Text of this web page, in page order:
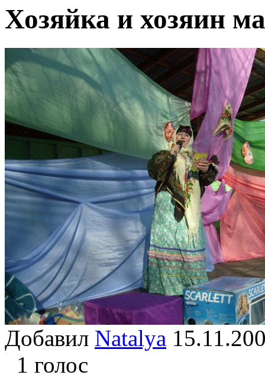
Хозяйка и хозяин
Добавил Natalya
1 голос